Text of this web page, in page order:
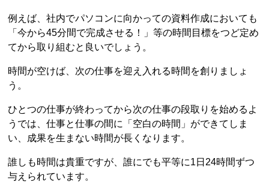
例えば、社内でパソコンに向かっての資料作成においても
「今から45分間で完成させる！」等の時間目標をつど定め
てから取り組むと良いでしょう。
時間が空けば、次の仕事を迎え入れる時間を創りましょ
う。
ひとつの仕事が終わってから次の仕事の段取りを始めるよ
うでは、仕事と仕事の間に「空白の時間」ができてしま
い、成果を生まない時間が長くなります。
誰しも時間は貴重ですが、誰にでも平等に1日24時間ずつ
与えられています。